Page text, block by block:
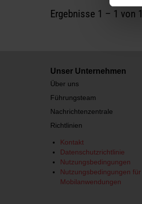
Ergebnisse 1 – 1 von 1
Unser Unternehmen
Über uns
Führungsteam
Nachrichtenzentrale
Richtlinien
Kontakt
Datenschutzrichtlinie
Nutzungsbedingungen
Nutzungsbedingungen für
Mobilanwendungen